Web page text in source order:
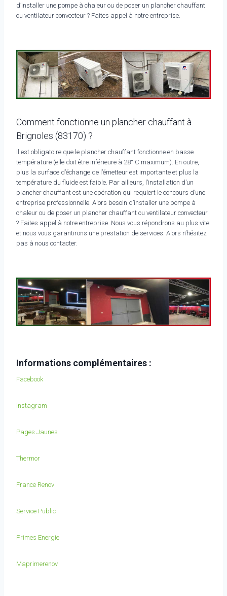
d’installer une pompe à chaleur ou de poser un plancher chauffant
ou ventilateur convecteur ? Faites appel à notre entreprise.
Comment fonctionne un plancher chauffant à
Brignoles (83170) ?
Il est obligatoire que le plancher chauffant fonctionne en basse
température (elle doit être inférieure à 28° C maximum). En outre,
plus la surface d’échange de l’émetteur est importante et plus la
température du fluide est faible. Par ailleurs, l’installation d’un
plancher chauffant est une opération qui requiert le concours d’une
entreprise professionnelle. Alors besoin d’installer une pompe à
chaleur ou de poser un plancher chauffant ou ventilateur convecteur
? Faites appel à notre entreprise. Nous vous répondrons au plus vite
et nous vous garantirons une prestation de services. Alors n’hésitez
pas à nous contacter.
Informations complémentaires :
Facebook
Instagram
Pages Jaunes
Thermor
France Renov
Service Public
Primes Energie
Maprimerenov